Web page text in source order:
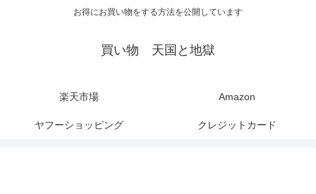
お得にお買い物をする方法を公開しています
買い物 天国と地獄
楽天市場 Amazon
ヤフーショッピング クレジットカード